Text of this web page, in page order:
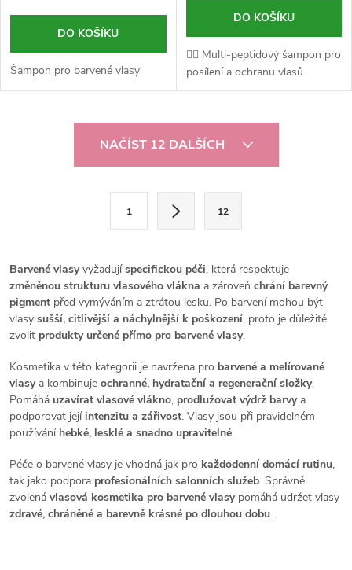
DO KOŠÍKU
Šampon pro barvené vlasy
DO KOŠÍKU
💆‍♀️ Multi-peptidový šampon pro
posílení a ochranu vlasů
d
a
c
í
p
r
v
k
y
NAČÍST 12 DALŠÍCH
á
n
k
o
á
n
í
1 12
Barvené vlasyvyžadujíspecifickou péči, která respektuje
změněnou strukturu vlasového vlákna a zároveň chrání barevný
pigment před vymýváním a ztrátou lesku. Po barvení mohou být
vlasy sušší, citlivější a náchylnější k poškození, proto je důležité
zvolit produkty určené přímo pro barvené vlasy.
Kosmetika v této kategorii je navržena pro barvené a melírované
vlasya kombinuje ochranné, hydratační a regenerační složky.
Pomáhá uzavírat vlasové vlákno, prodlužovat výdrž barvya
podporovat jejíintenzitu a zářivost. Vlasy jsou při pravidelném
používání hebké, lesklé a snadno upravitelné.
Péče o barvené vlasy je vhodná jak pro každodenní domácí rutinu,
tak jako podpora profesionálních salonních služeb. Správně
zvolená vlasová kosmetika pro barvené vlasypomáhá udržet vlasy
zdravé, chráněné a barevně krásné po dlouhou dobu.